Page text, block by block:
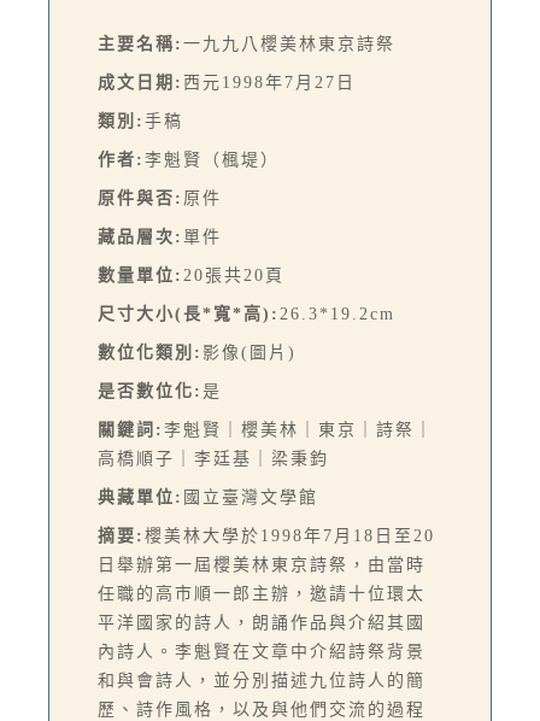
主要名稱: 一九九八櫻美林東京詩祭
成文日期: 西元1998年7月27日
類別: 手稿
作者: 李魁賢（楓堤）
原件與否: 原件
藏品層次: 單件
數量單位: 20張共20頁
尺寸大小(長*寬*高): 26.3*19.2cm
數位化類別: 影像(圖片)
是否數位化: 是
關鍵詞: 李魁賢｜櫻美林｜東京｜詩祭｜
高橋順子｜李廷基｜梁秉鈞
典藏單位: 國立臺灣文學館
摘要: 櫻美林大學於1998年7月18日至20
日舉辦第一屆櫻美林東京詩祭，由當時
任職的高市順一郎主辦，邀請十位環太
平洋國家的詩人，朗誦作品與介紹其國
內詩人。李魁賢在文章中介紹詩祭背景
和與會詩人，並分別描述九位詩人的簡
歷、詩作風格，以及與他們交流的過程